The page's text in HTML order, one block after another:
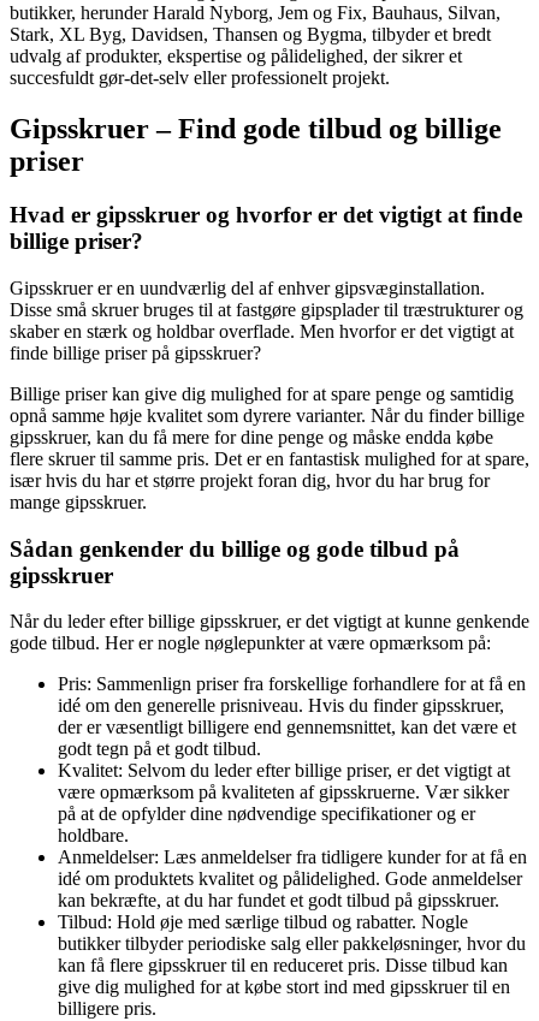
butikker, herunder Harald Nyborg, Jem og Fix, Bauhaus, Silvan,
Stark, XL Byg, Davidsen, Thansen og Bygma, tilbyder et bredt
udvalg af produkter, ekspertise og pålidelighed, der sikrer et
succesfuldt gør-det-selv eller professionelt projekt.
Gipsskruer – Find gode tilbud og billige
priser
Hvad er gipsskruer og hvorfor er det vigtigt at finde
billige priser?
Gipsskruer er en uundværlig del af enhver gipsvæginstallation.
Disse små skruer bruges til at fastgøre gipsplader til træstrukturer og
skaber en stærk og holdbar overflade. Men hvorfor er det vigtigt at
finde billige priser på gipsskruer?
Billige priser kan give dig mulighed for at spare penge og samtidig
opnå samme høje kvalitet som dyrere varianter. Når du finder billige
gipsskruer, kan du få mere for dine penge og måske endda købe
flere skruer til samme pris. Det er en fantastisk mulighed for at spare,
især hvis du har et større projekt foran dig, hvor du har brug for
mange gipsskruer.
Sådan genkender du billige og gode tilbud på
gipsskruer
Når du leder efter billige gipsskruer, er det vigtigt at kunne genkende
gode tilbud. Her er nogle nøglepunkter at være opmærksom på:
Pris: Sammenlign priser fra forskellige forhandlere for at få en
idé om den generelle prisniveau. Hvis du finder gipsskruer,
der er væsentligt billigere end gennemsnittet, kan det være et
godt tegn på et godt tilbud.
Kvalitet: Selvom du leder efter billige priser, er det vigtigt at
være opmærksom på kvaliteten af gipsskruerne. Vær sikker
på at de opfylder dine nødvendige specifikationer og er
holdbare.
Anmeldelser: Læs anmeldelser fra tidligere kunder for at få en
idé om produktets kvalitet og pålidelighed. Gode anmeldelser
kan bekræfte, at du har fundet et godt tilbud på gipsskruer.
Tilbud: Hold øje med særlige tilbud og rabatter. Nogle
butikker tilbyder periodiske salg eller pakkeløsninger, hvor du
kan få flere gipsskruer til en reduceret pris. Disse tilbud kan
give dig mulighed for at købe stort ind med gipsskruer til en
billigere pris.